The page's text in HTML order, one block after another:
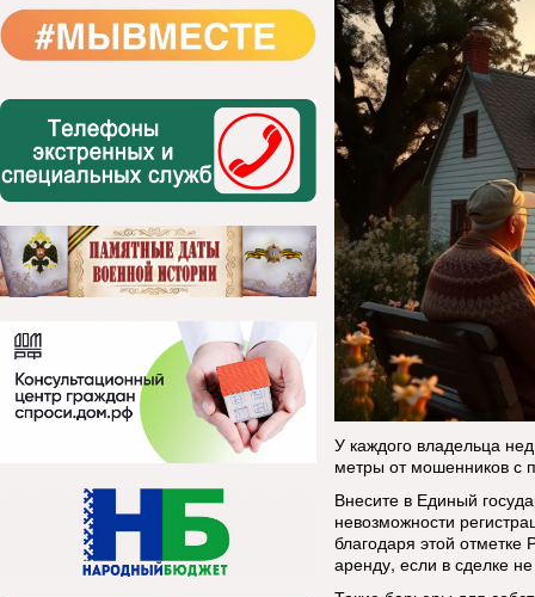
У каждого владельца
метры от мошенников с
Внесите в Единый
невозможности
благодаря этой отметке
аренду, если в сделке